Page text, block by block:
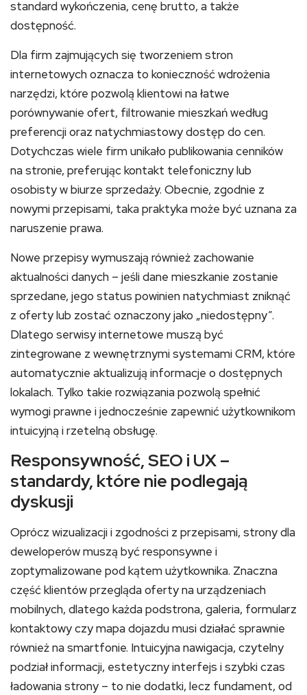
standard wykończenia, cenę brutto, a także
dostępność.
Dla firm zajmujących się tworzeniem stron
internetowych oznacza to konieczność wdrożenia
narzędzi, które pozwolą klientowi na łatwe
porównywanie ofert, filtrowanie mieszkań według
preferencji oraz natychmiastowy dostęp do cen.
Dotychczas wiele firm unikało publikowania cenników
na stronie, preferując kontakt telefoniczny lub
osobisty w biurze sprzedaży. Obecnie, zgodnie z
nowymi przepisami, taka praktyka może być uznana za
naruszenie prawa.
Nowe przepisy wymuszają również zachowanie
aktualności danych – jeśli dane mieszkanie zostanie
sprzedane, jego status powinien natychmiast zniknąć
z oferty lub zostać oznaczony jako „niedostępny”.
Dlatego serwisy internetowe muszą być
zintegrowane z wewnętrznymi systemami CRM, które
automatycznie aktualizują informacje o dostępnych
lokalach. Tylko takie rozwiązania pozwolą spełnić
wymogi prawne i jednocześnie zapewnić użytkownikom
intuicyjną i rzetelną obsługę.
Responsywność, SEO i UX –
standardy, które nie podlegają
dyskusji
Oprócz wizualizacji i zgodności z przepisami, strony dla
deweloperów muszą być responsywne i
zoptymalizowane pod kątem użytkownika. Znaczna
część klientów przegląda oferty na urządzeniach
mobilnych, dlatego każda podstrona, galeria, formularz
kontaktowy czy mapa dojazdu musi działać sprawnie
również na smartfonie. Intuicyjna nawigacja, czytelny
podział informacji, estetyczny interfejs i szybki czas
ładowania strony – to nie dodatki, lecz fundament, od